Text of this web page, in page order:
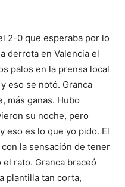
2-0 que esperaba por lo
derrota en Valencia el
palos en la prensa local
eso se notó. Granca
más ganas. Hubo
su noche, pero
eso es lo que yo pido. El
la sensación de tener
rato. Granca braceó
plantilla tan corta,